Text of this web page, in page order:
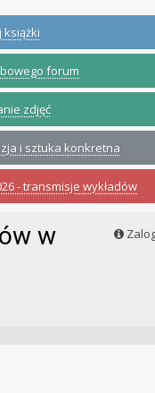
książki
forum
zdjęć
i sztuka konkretna
- transmisje wykładów
w